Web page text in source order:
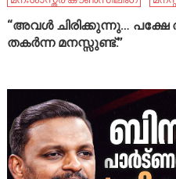
“അവൾ ചിരിക്കുന്നു… പക്ഷേ
തകർന്ന മനസ്സുണ്ട്.”